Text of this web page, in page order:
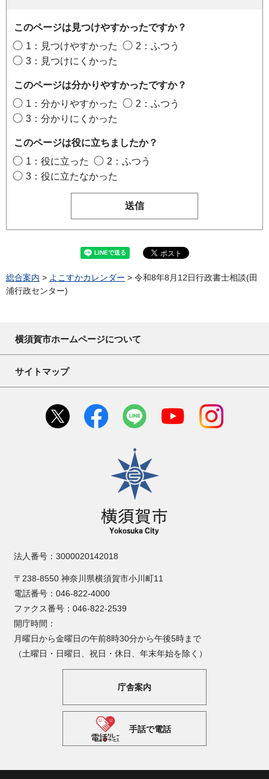
このページは見つけやすかったですか？
1：見つけやすかった
2：ふつう
3：見つけにくかった
このページは分かりやすかったですか？
1：分かりやすかった
2：ふつう
3：分かりにくかった
このページは役に立ちましたか？
1：役に立った
2：ふつう
3：役に立たなかった
総合案内 > よこすかカレンダー > 令和8年8月12日行政書士相談(田
浦行政センター)
横須賀市ホームページについて
サイトマップ
横須賀市
法人番号：3000020142018
〒238-8550 神奈川県横須賀市小川町11
電話番号：046-822-4000
ファクス番号：046-822-2539
開庁時間：
月曜日から金曜日の午前8時30分から午後5時まで
（土曜日・日曜日、祝日・休日、年末年始を除く）
庁舎案内
手話で電話